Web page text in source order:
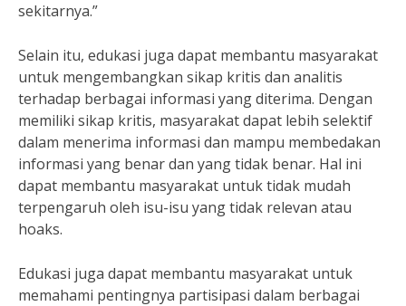
sekitarnya.”
Selain itu, edukasi juga dapat membantu masyarakat
untuk mengembangkan sikap kritis dan analitis
terhadap berbagai informasi yang diterima. Dengan
memiliki sikap kritis, masyarakat dapat lebih selektif
dalam menerima informasi dan mampu membedakan
informasi yang benar dan yang tidak benar. Hal ini
dapat membantu masyarakat untuk tidak mudah
terpengaruh oleh isu-isu yang tidak relevan atau
hoaks.
Edukasi juga dapat membantu masyarakat untuk
memahami pentingnya partisipasi dalam berbagai